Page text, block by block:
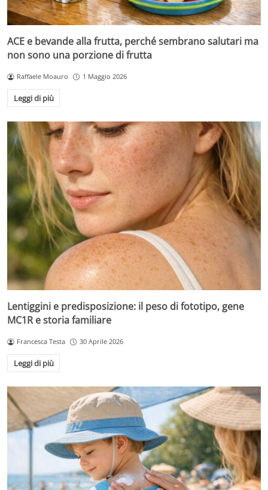
ACE e bevande alla frutta, perché sembrano salutari ma
non sono una porzione di frutta
Raffaele Moauro 1 Maggio 2026
Leggi di più
Lentiggini e predisposizione: il peso di fototipo, gene
MC1R e storia familiare
Francesca Testa 30 Aprile 2026
Leggi di più